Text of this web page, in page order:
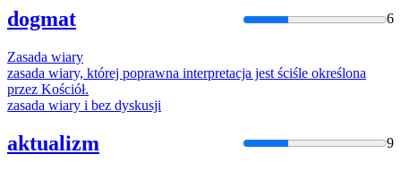
dogmat 6
Zasada wiary
zasada wiary, której poprawna interpretacja jest ściśle określona
przez Kościół.
zasada wiary i bez dyskusji
aktualizm 9